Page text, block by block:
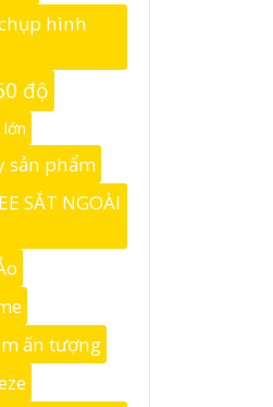
hình
độ
sản phẩm
SẮT NGOÀI
ấn tượng